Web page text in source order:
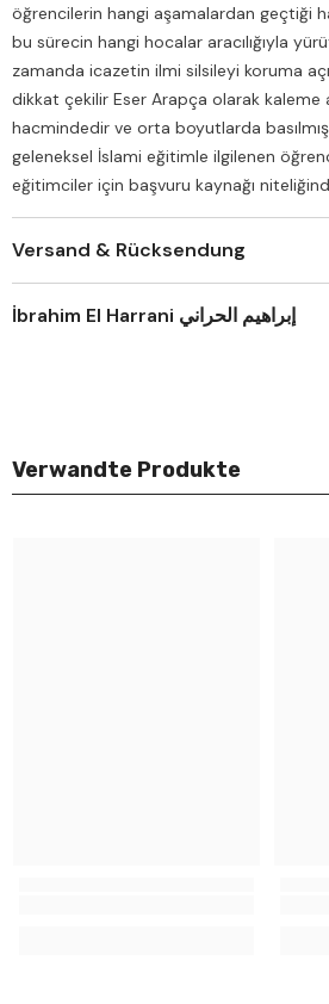
öğrencilerin hangi aşamalardan geçtiği
bu sürecin hangi hocalar aracılığıyla
zamanda icazetin ilmi silsileyi koruma
dikkat çekilir Eser Arapça olarak kaleme
hacmindedir ve orta boyutlarda
geleneksel İslami eğitimle ilgilenen
eğitimciler için başvuru kaynağı
Versand & Rücksendung
İbrahim El Harrani إبراهيم الحراني
Verwandte Produkte